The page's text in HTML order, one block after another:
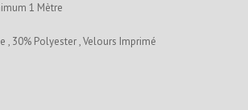
1 Mètre
, 30% Polyester , Velours Imprimé